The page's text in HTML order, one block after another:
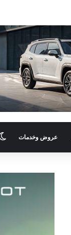
عروض وخدمات